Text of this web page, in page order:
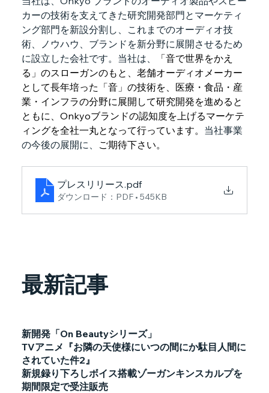
カーの技術を支えてきた研究開発部門とマーケティ
ング部門を新設分割し、これまでのオーディオ技
術、ノウハウ、ブランドを新分野に展開させるため
に設立した会社です。当社は、
「音で世界をかえ
る」のスローガンのもと、老舗オーディオメーカー
として長年培った「音」の技術を、医療・食品・産
業・インフラの分野に展開して研究開発を進めると
ともに、Onkyoブランドの認知度を上げるマーケテ
ィングを全社一丸となって行っています。 当社事業
の今後の展開に、
ご期待下さい。
プレスリリース.pdf
ダウンロード：PDF • 545KB
新開発「On Beautyシリーズ」
TVアニメ『お隣の天使様にいつの間にか駄目人間に
されていた件2』
新規録り下ろしボイス搭載ゾーガンキンスカルプを
期間限定で受注販売
最新記事